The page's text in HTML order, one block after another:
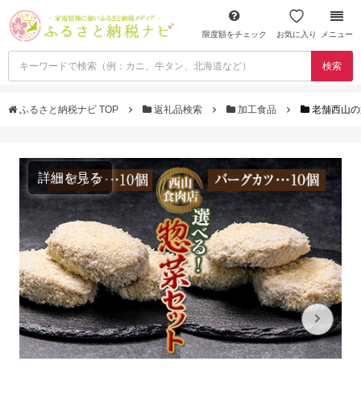
限度額をチェック お気に入り メニュー
検索
ふるさと納税ナビ TOP 返礼品検索 加工食品 老舗西山
詳細を見る